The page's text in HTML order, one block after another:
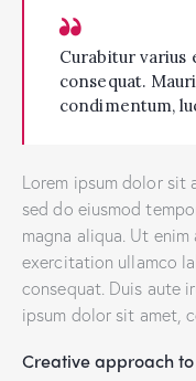
Curabitur varius
consequat.
condimentum,
Lorem ipsum dolor sit
sed do eiusmod
magna aliqua. Ut
exercitation ullamco
consequat. Duis aute
ipsum dolor sit amet,
Creative approach